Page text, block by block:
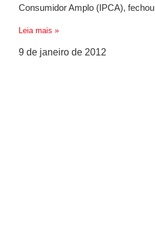
Consumidor Amplo (IPCA), fechou
Leia mais »
9 de janeiro de 2012